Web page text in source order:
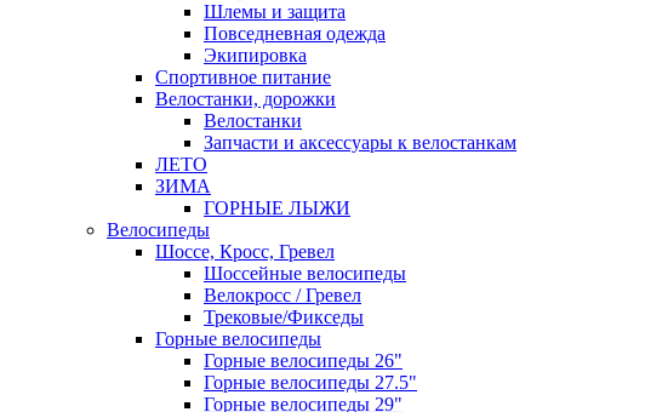
Шлемы и защита
Повседневная одежда
Экипировка
Спортивное питание
Велостанки, дорожки
Велостанки
Запчасти и аксессуары к велостанкам
ЛЕТО
ЗИМА
ГОРНЫЕ ЛЫЖИ
Велосипеды
Шоссе, Кросс, Гревел
Шоссейные велосипеды
Велокросс / Гревел
Трековые/Фикседы
Горные велосипеды
Горные велосипеды 26"
Горные велосипеды 27.5"
Горные велосипеды 29"